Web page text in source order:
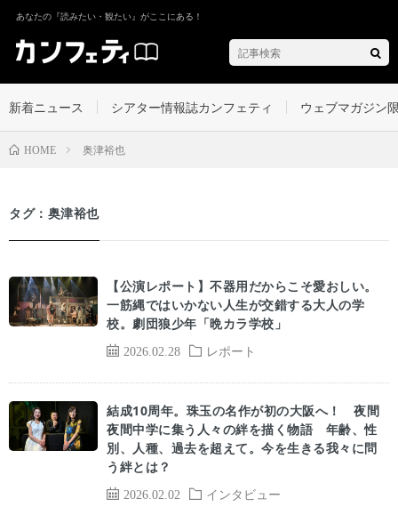
あなたの『読みたい・観たい』がここにある！
新着ニュース シアター情報誌カンフェティ ウェブマガジン
HOME 奥津裕也
タグ：奥津裕也
2026.02.28 レポート
【公演レポート】不器用だからこそ愛おしい。
一筋縄ではいかない人生が交錯する大人の学
校。劇団狼少年「晩カラ学校」
2026.02.02 インタビュー
結成10周年。珠玉の名作が初の大阪へ！ 夜間
夜間中学に集う人々の絆を描く物語 年齢、性
別、人種、過去を超えて。今を生きる我々に問
う絆とは？